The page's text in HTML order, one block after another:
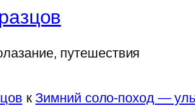
путешествия
к Зимний соло-поход —